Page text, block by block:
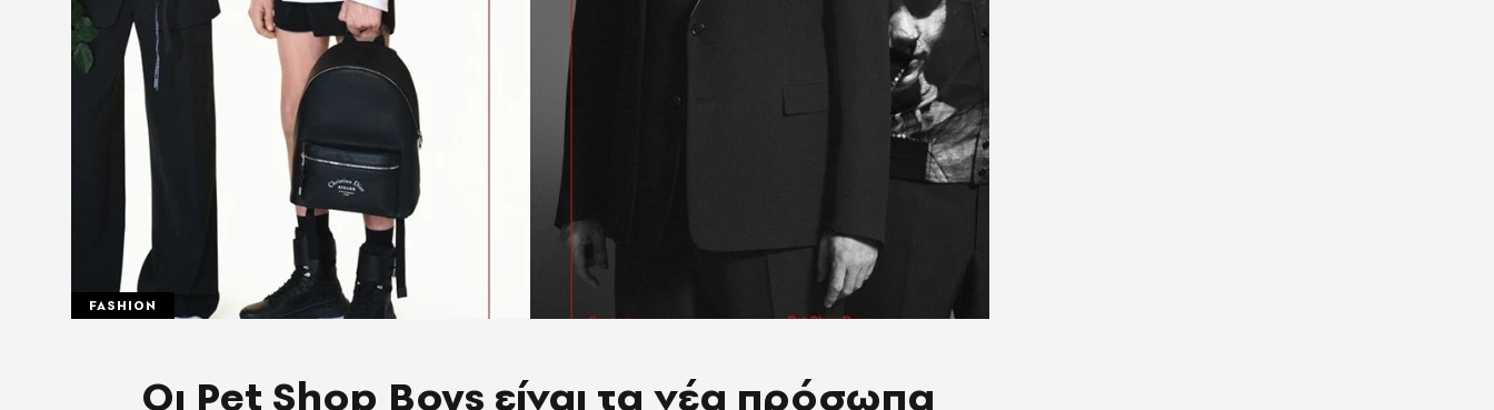
FASHION
Οι Pet Shop Boys είναι τα νέα πρόσωπα